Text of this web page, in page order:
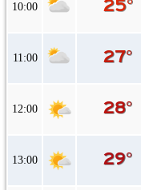
10:00
11:00
12:00
13:00